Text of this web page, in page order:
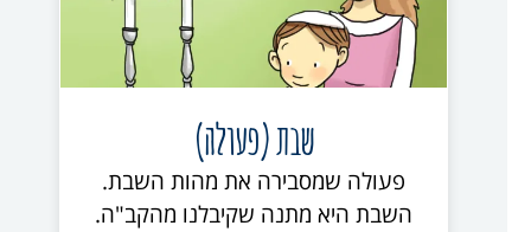
שבת (פעולה)
פעולה שמסבירה את מהות השבת.
השבת היא מתנה שקיבלנו מהקב"ה.